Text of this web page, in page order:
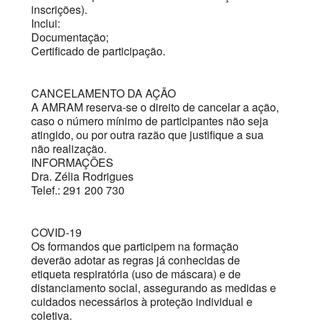
inscrições).
Inclui:
Documentação;
Certificado de participação.
CANCELAMENTO DA AÇÃO
A AMRAM reserva-se o direito de cancelar a ação,
caso o número mínimo de participantes não seja
atingido, ou por outra razão que justifique a sua
não realização.
INFORMAÇÕES
Dra. Zélia Rodrigues
Telef.: 291 200 730
COVID-19
Os formandos que participem na formação
deverão adotar as regras já conhecidas de
etiqueta respiratória (uso de máscara) e de
distanciamento social, assegurando as medidas e
cuidados necessários à proteção individual e
coletiva.